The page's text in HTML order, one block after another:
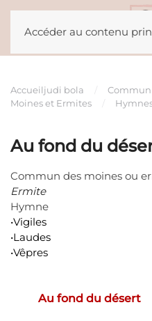
Accéder au contenu
situs ratu77
Accueiljudi bola Commun
Moines et Ermites
Au fond du
Commun des moines ou
Ermite
Hymne
•Vigiles
•Laudes
•Vêpres
Au fond du désert